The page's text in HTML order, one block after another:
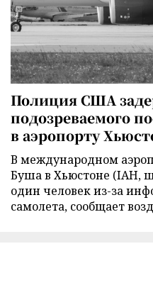
Полиция США
подозреваемого
в аэропорту
В международном
Буша в Хьюстоне (IAH,
один человек из-за
самолета, сообщает